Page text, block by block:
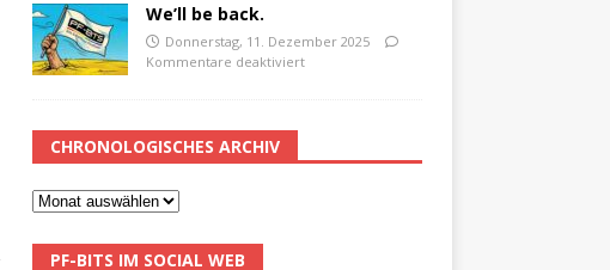
We’ll be back.
Donnerstag, 11. Dezember 2025
Kommentare deaktiviert
CHRONOLOGISCHES ARCHIV
PF-BITS IM SOCIAL WEB